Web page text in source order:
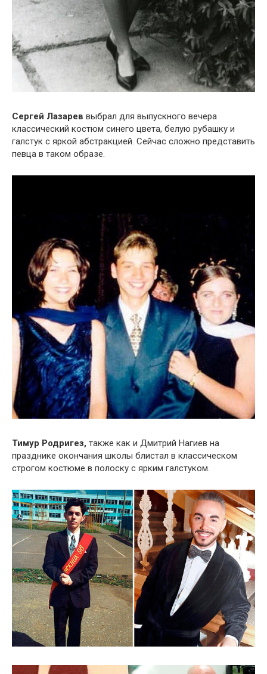
Сергей Лазарев выбрал для выпускного вечера
классический костюм синего цвета, белую рубашку и
галстук с яркой абстракцией. Сейчас сложно представить
певца в таком образе.
Тимур Родригез, также как и Дмитрий Нагиев на
празднике окончания школы блистал в классическом
строгом костюме в полоску с ярким галстуком.